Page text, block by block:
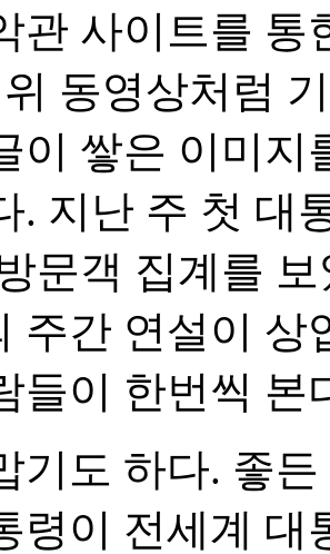
관 사이트를 통
동영상처럼
이 쌓은 이미지
. 지난 주 첫 대
문객 집계를
주간 연설이 상
들이 한번씩 본
기도 하다. 좋
령이 전세계